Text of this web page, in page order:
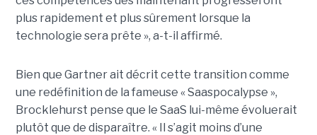
plus rapidement et plus sûrement lorsque la
technologie sera prête », a-t-il affirmé.
Bien que Gartner ait décrit cette transition comme
une redéfinition de la fameuse « Saaspocalypse »,
Brocklehurst pense que le SaaS lui-même évoluerait
plutôt que de disparaître. « Il s’agit moins d’une